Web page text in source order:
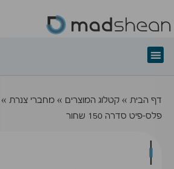
דף הבית » קטלוג המוצרים » מחברי צנרת »
פלס-פיט סדרה 150 שחור